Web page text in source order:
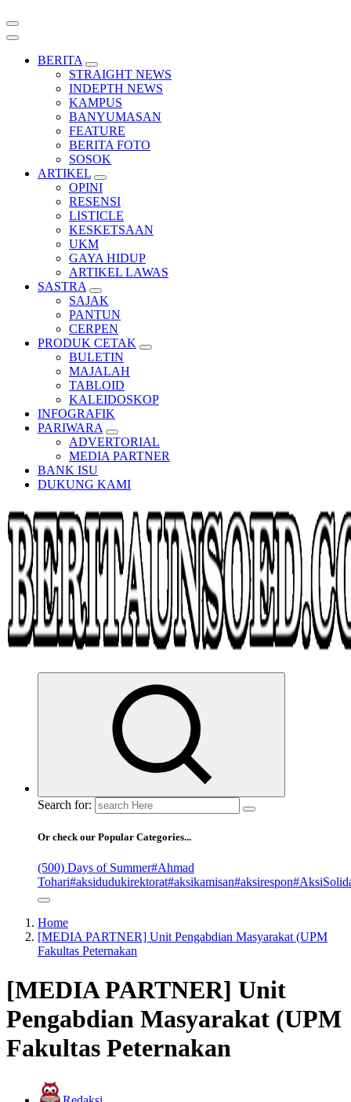
BERITA
STRAIGHT NEWS
INDEPTH NEWS
KAMPUS
BANYUMASAN
FEATURE
BERITA FOTO
SOSOK
ARTIKEL
OPINI
RESENSI
LISTICLE
KESKETSAAN
UKM
GAYA HIDUP
ARTIKEL LAWAS
SASTRA
SAJAK
PANTUN
CERPEN
PRODUK CETAK
BULETIN
MAJALAH
TABLOID
KALEIDOSKOP
INFOGRAFIK
PARIWARA
ADVERTORIAL
MEDIA PARTNER
BANK ISU
DUKUNG KAMI
Pemandu Wawasan Almamater
Search for:
Or check our Popular Categories...
(500) Days of Summer#Ahmad
Tohari#aksidudukirektorat#aksikamisan#aksirespon
Home
[MEDIA PARTNER] Unit Pengabdian Masyarakat (UPM
Fakultas Peternakan
[MEDIA PARTNER] Unit
Pengabdian Masyarakat (UPM
Fakultas Peternakan